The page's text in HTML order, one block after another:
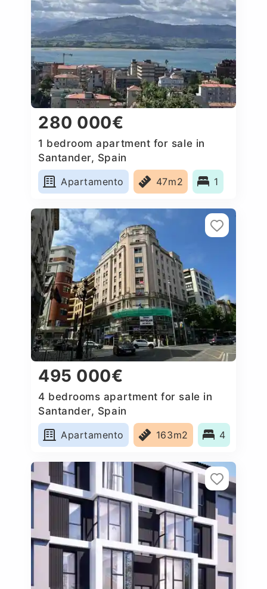
280 000€
1 bedroom apartment for sale in
Santander, Spain
Apartamento
47m2 1
495 000€
4 bedrooms apartment for sale in
Santander, Spain
Apartamento
163m2 4